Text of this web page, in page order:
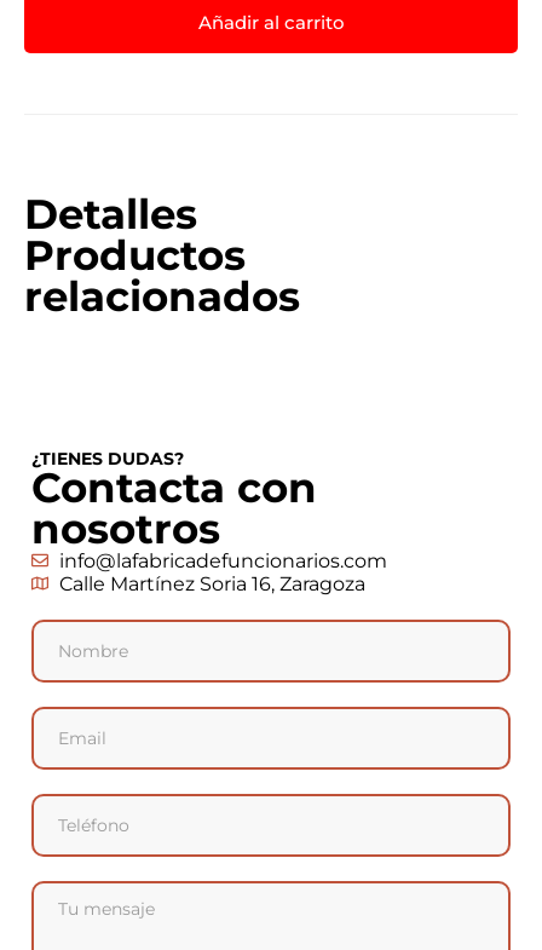
Añadir al carrito
Detalles
Productos
relacionados
¿TIENES DUDAS?
Contacta con
nosotros
info@lafabricadefuncionarios.com
Calle Martínez Soria 16, Zaragoza